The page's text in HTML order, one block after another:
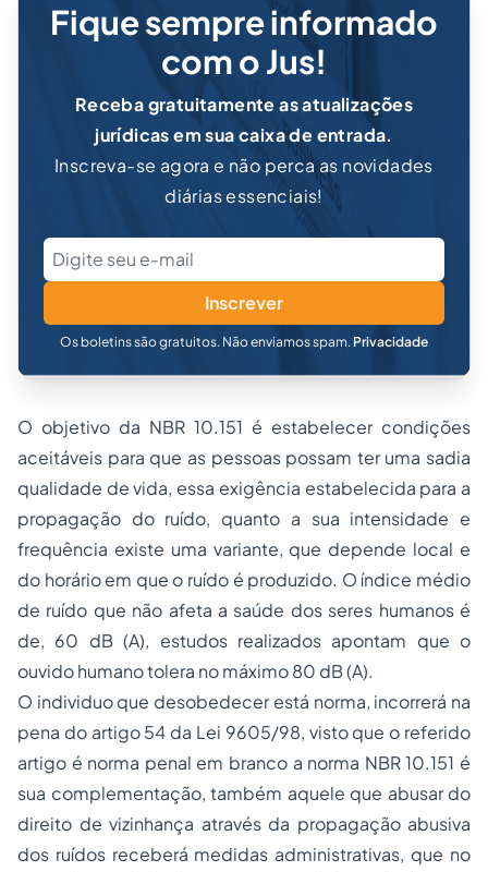
Fique sempre informado
com o Jus!
Receba gratuitamente as atualizações
jurídicas em sua caixa de entrada.
Inscreva-se agora e não perca as novidades
diárias essenciais!
Inscrever
Os boletins são gratuitos. Não enviamos spam. Privacidade
O objetivo da NBR 10.151 é estabelecer condições
aceitáveis para que as pessoas possam ter uma sadia
qualidade de vida, essa exigência estabelecida para a
propagação do ruído, quanto a sua intensidade e
frequência existe uma variante, que depende local e
do horário em que o ruído é produzido. O índice médio
de ruído que não afeta a saúde dos seres humanos é
de, 60 dB (A), estudos realizados apontam que o
ouvido humano tolera no máximo 80 dB (A).
O individuo que desobedecer está norma, incorrerá na
pena do artigo 54 da Lei 9605/98, visto que o referido
artigo é norma penal em branco a norma NBR 10.151 é
sua complementação, também aquele que abusar do
direito de vizinhança através da propagação abusiva
dos ruídos receberá medidas administrativas, que no